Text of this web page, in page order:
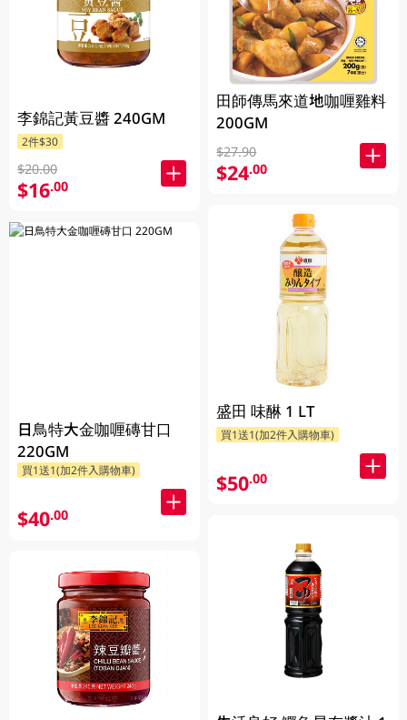
李錦記黃豆醬 240GM
2件$30
$20.00
$16.00
日鳥特大金咖喱磚甘口
220GM
買1送1(加2件入購物車)
$40.00
田師傳馬來道地咖喱雞料
200GM
$27.90
$24.00
盛田 味醂 1 LT
買1送1(加2件入購物車)
$50.00